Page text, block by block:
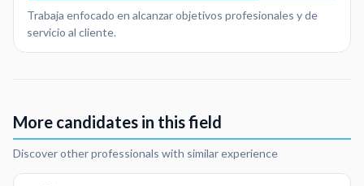
Trabaja enfocado en alcanzar objetivos profesionales y de
servicio al cliente.
More candidates in this field
Discover other professionals with similar experience